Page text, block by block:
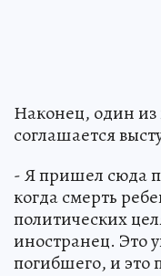
Наконец, один
соглашается
- Я пришел сюда
когда смерть
политических
иностранец. Это
погибшего, и это